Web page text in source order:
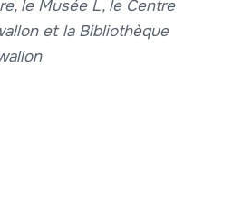
le Musée L, le Centre
et la Bibliothèque